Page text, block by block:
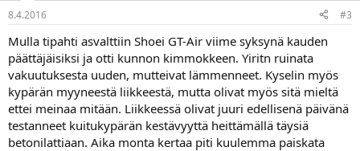
8.4.2016 #3
Mulla tipahti asvalttiin Shoei GT-Air viime syksynä kauden
päättäjäisiksi ja otti kunnon kimmokkeen. Yiritn ruinata
vakuutuksesta uuden, mutteivat lämmenneet. Kyselin myös
kypärän myyneestä liikkeestä, mutta olivat myös sitä mieltä
ettei meinaa mitään. Liikkeessä olivat juuri edellisenä päivänä
testanneet kuitukypärän kestävyyttä heittämällä täysiä
betonilattiaan. Aika monta kertaa piti kuulemma paiskata